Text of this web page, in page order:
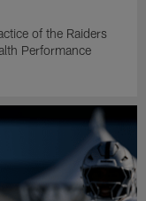
of the Raiders
Performance